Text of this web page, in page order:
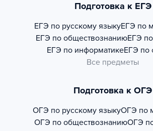
Подготовка к ЕГЭ
ЕГЭ по русскому языкуЕГЭ по
ЕГЭ по обществознаниюЕГЭ
ЕГЭ по информатикеЕГЭ по
Все предметы
Подготовка к ОГЭ
ОГЭ по русскому языкуОГЭ по
ОГЭ по обществознаниюОГЭ